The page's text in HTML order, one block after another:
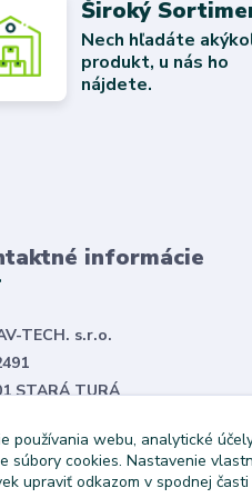
Široký
Nech hľadáte
produkt, u nás ho
nájdete.
informácie
TECH. s.r.o.
STARÁ TURÁ
+421 907 999 531
používania webu, analytické
súbory cookies. Nastavenie
upraviť odkazom v spodnej